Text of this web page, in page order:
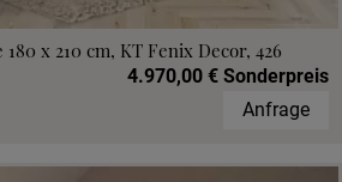
x 210 cm, KT Fenix Decor, 426
4.970,00 € Sonderpreis
Anfrage